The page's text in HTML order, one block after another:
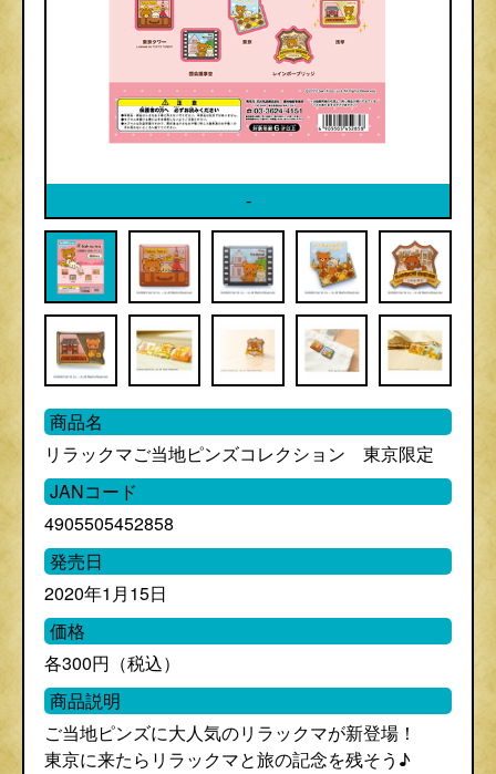
-
商品名
リラックマご当地ピンズコレクション 東京限定
JANコード
4905505452858
発売日
2020年1月15日
価格
各300円（税込）
商品説明
ご当地ピンズに大人気のリラックマが新登場！
東京に来たらリラックマと旅の記念を残そう♪